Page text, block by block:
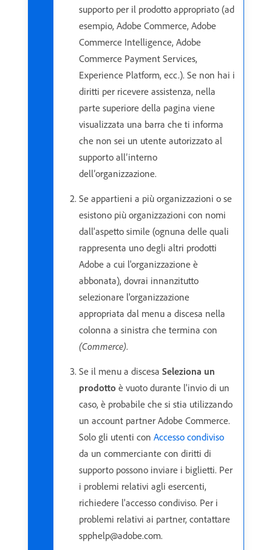
supporto per il prodotto appropriato (ad
esempio, Adobe Commerce, Adobe
Commerce Intelligence, Adobe
Commerce Payment Services,
Experience Platform, ecc.). Se non hai i
diritti per ricevere assistenza, nella
parte superiore della pagina viene
visualizzata una barra che ti informa
che non sei un utente autorizzato al
supporto all’interno
dell’organizzazione.
Se appartieni a più organizzazioni o se
esistono più organizzazioni con nomi
dall'aspetto simile (ognuna delle quali
rappresenta uno degli altri prodotti
Adobe a cui l'organizzazione è
abbonata), dovrai innanzitutto
selezionare l'organizzazione
appropriata dal menu a discesa nella
colonna a sinistra che termina con
(Commerce).
Se il menu a discesa Seleziona un
prodotto è vuoto durante l'invio di un
caso, è probabile che si stia utilizzando
un account partner Adobe Commerce.
Solo gli utenti con Accesso condiviso
da un commerciante con diritti di
supporto possono inviare i biglietti. Per
i problemi relativi agli esercenti,
richiedere l'accesso condiviso. Per i
problemi relativi ai partner, contattare
spphelp@adobe.com.